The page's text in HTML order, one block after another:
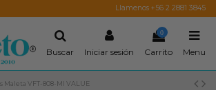
Llamenos +56 2 2881 3845
Buscar Iniciar sesión
0
Carrito Menu
Maleta VFT-808-MI VALUE